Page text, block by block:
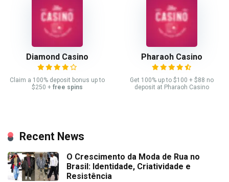
Diamond Casino
Claim a 100% deposit bonus up to
$250 + free spins
Pharaoh Casino
Get 100% up to $100 + $88 no
deposit at Pharaoh Casino
Recent News
O Crescimento da Moda de Rua no
Brasil: Identidade, Criatividade e
Resistência